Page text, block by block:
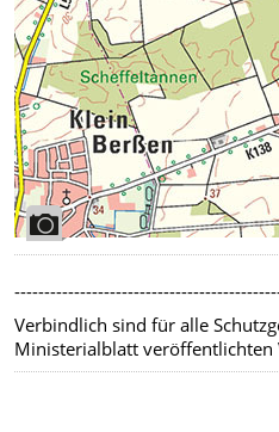
Verbindlich sind für alle
Ministerialblatt veröffentlichten